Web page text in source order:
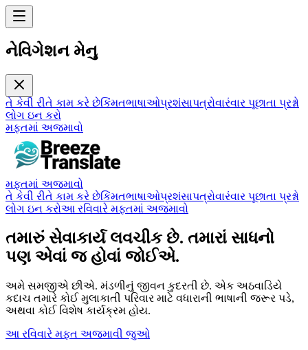
નેવિગેશન મેનુ
તે કેવી રીતે કામ કરે છેકિંમતભાષાઓપ્રશંસાપત્રોવારંવાર પૂછાતા પ્રશ્નો
લોગ ઇન કરો
મફતમાં અજમાવો
મફતમાં અજમાવો
તે કેવી રીતે કામ કરે છેકિંમતભાષાઓપ્રશંસાપત્રોવારંવાર પૂછાતા પ્રશ્નો
લોગ ઇન કરોઆ રવિવારે મફતમાં અજમાવો
તમારું સેવાકાર્ય લવચીક છે. તમારાં સાધનો
પણ એવાં જ હોવાં જોઈએ.
અમે સમજીએ છીએ. મંડળીનું જીવન કુદરતી છે. એક અઠવાડિયે
કદાચ તમારે કોઈ મુલાકાતી પરિવાર માટે વધારાની ભાષાની જરૂર પડે,
અથવા કોઈ વિશેષ કાર્યક્રમ હોય.
આ રવિવારે મફત અજમાવી જુઓ